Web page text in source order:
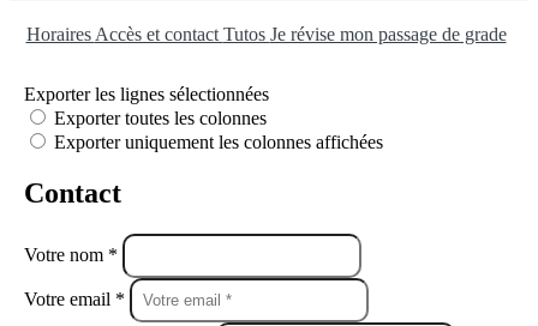
Horaires Accès et contact Tutos Je révise mon passage de grade